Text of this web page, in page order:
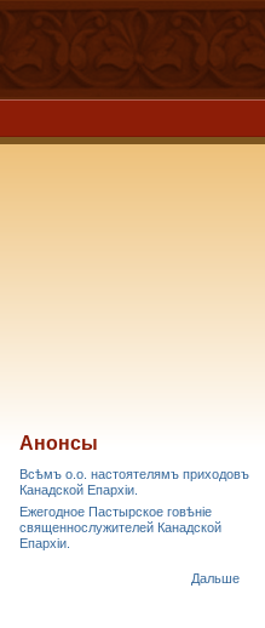
Анонсы
Всѣмъ о.о. настоятелямъ приходовъ
Канадской Епархiи.
Ежегодное Пастырское говѣніе
священнослужителей Канадской
Епархіи.
Дальше